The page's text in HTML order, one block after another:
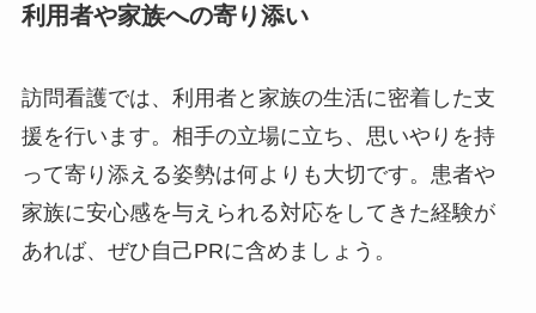
利用者や家族への寄り添い
訪問看護では、利用者と家族の生活に密着した支
援を行います。相手の立場に立ち、思いやりを持
って寄り添える姿勢は何よりも大切です。患者や
家族に安心感を与えられる対応をしてきた経験が
あれば、ぜひ自己PRに含めましょう。